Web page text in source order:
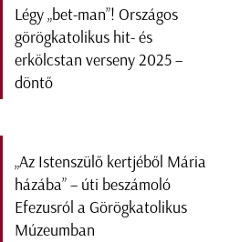
Légy „bet-man”! Országos
görögkatolikus hit- és
erkölcstan verseny 2025 –
döntő
„Az Istenszülő kertjéből Mária
házába” – úti beszámoló
Efezusról a Görögkatolikus
Múzeumban